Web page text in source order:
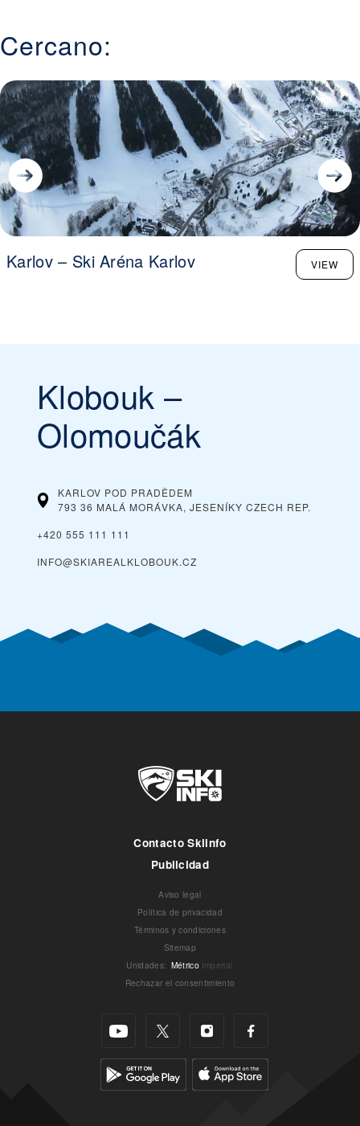
Cercano:
Karlov – Ski Aréna Karlov VIEW
Klobouk –
Olomoučák
KARLOV POD PRADĚDEM
793 36 MALÁ MORÁVKA, JESENÍKY CZECH REP.
+420 555 111 111
INFO@SKIAREALKLOBOUK.CZ
Contacto Skiinfo
Publicidad
Aviso legal
Política de privacidad
Términos y condiciones
Sitemap
Unidades: Métrico Imperial
Rechazar el consentimiento